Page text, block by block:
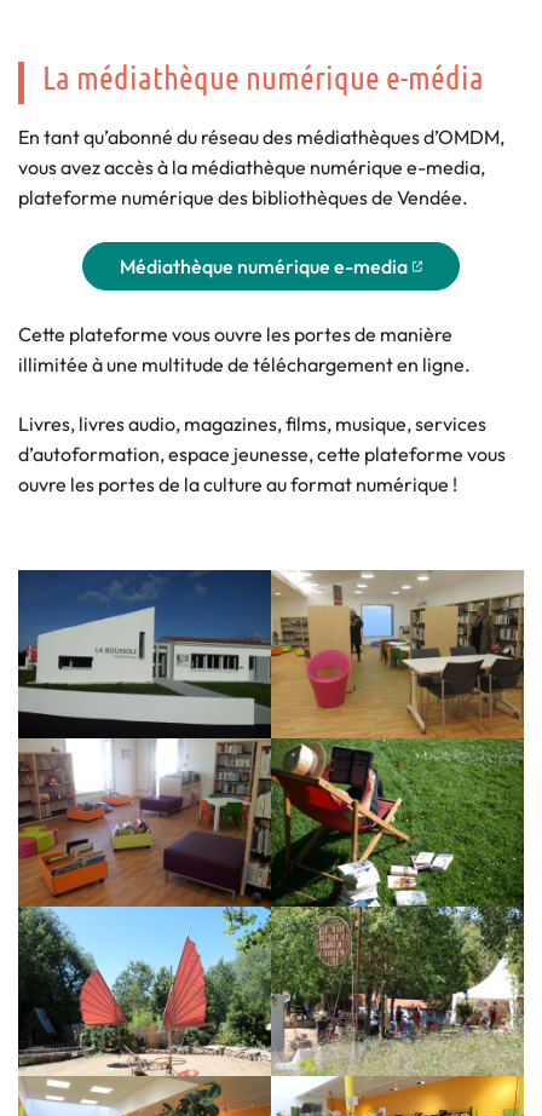
La médiathèque numérique e-média
En tant qu’abonné du réseau des médiathèques d’OMDM,
vous avez accès à la médiathèque numérique e-media,
plateforme numérique des bibliothèques de Vendée.
Médiathèque numérique e-media
(nouvelle fenêtre)
Cette plateforme vous ouvre les portes de manière
illimitée à une multitude de téléchargement en ligne.
Livres, livres audio, magazines, films, musique, services
d’autoformation, espace jeunesse, cette plateforme vous
ouvre les portes de la culture au format numérique !